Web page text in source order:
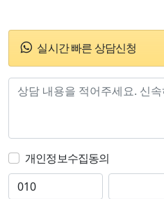
실시간 빠른 상담신청
개인정보수집동의